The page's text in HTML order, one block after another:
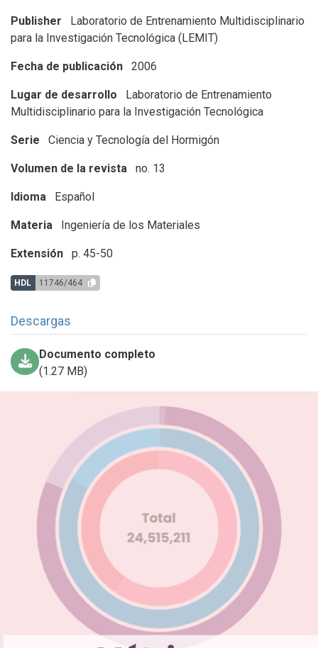
Publisher
Laboratorio de Entrenamiento Multidisciplinario
para la Investigación Tecnológica (LEMIT)
Fecha de publicación 2006
Lugar de desarrollo
Laboratorio de Entrenamiento
Multidisciplinario para la Investigación Tecnológica
Serie Ciencia y Tecnología del Hormigón
Volumen de la revista no. 13
Idioma Español
Materia Ingeniería de los Materiales
Extensión p. 45-50
HDL 11746/464
Descargas
Documento completo
(1.27 MB)